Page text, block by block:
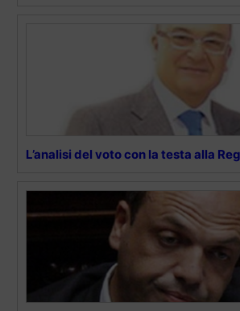
L’analisi del voto con la testa alla